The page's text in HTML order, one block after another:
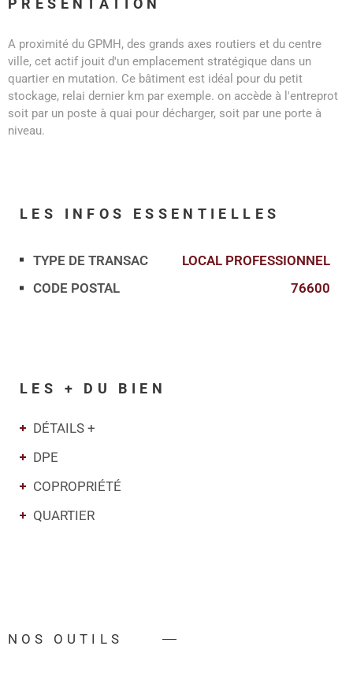
PRÉSENTATION
A proximité du GPMH, des grands axes routiers et du centre
ville, cet actif jouit d'un emplacement stratégique dans un
quartier en mutation. Ce bâtiment est idéal pour du petit
stockage, relai dernier km par exemple. on accède à l'entreprot
soit par un poste à quai pour décharger, soit par une porte à
niveau.
LES INFOS ESSENTIELLES
Caractérisque Valeurs
TYPE DE TRANSAC
LOCAL PROFESSIONNEL
CODE POSTAL
76600
LES + DU BIEN
DÉTAILS +
DPE
COPROPRIÉTÉ
QUARTIER
NOS OUTILS